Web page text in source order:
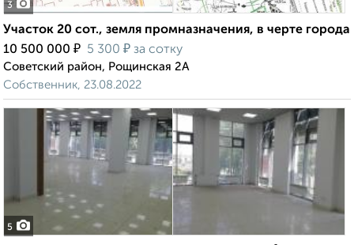
3
Участок 20 сот., земля промназначения, в черте города
10 500 000 ₽ 5 300 ₽ за сотку
Советский район, Рощинская 2А
Собственник, 23.08.2022
5